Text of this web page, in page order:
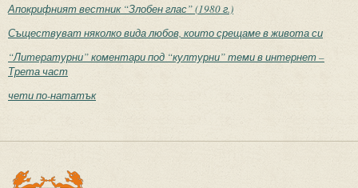
Апокрифният вестник “Злобен глас” (1980 г.)
Съществуват няколко вида любов, които срещаме в живота си
“Литературни” коментари под “културни” теми в интернет –
Трета част
чети по-нататък